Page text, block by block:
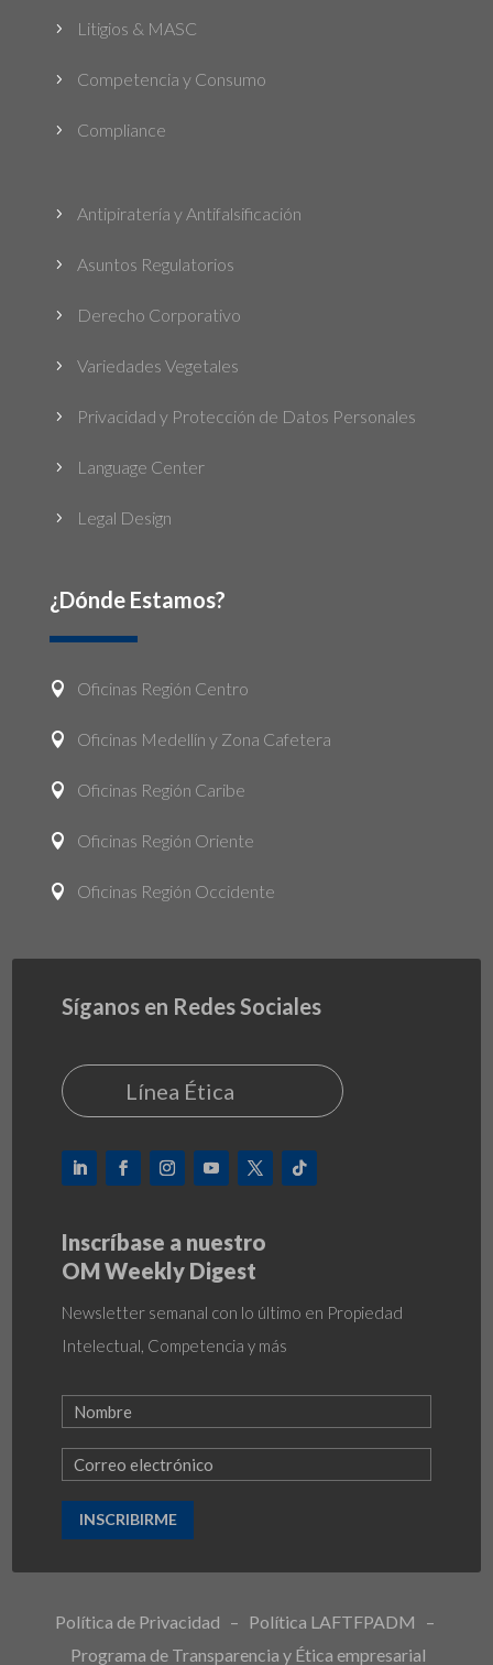
5 Litigios & MASC
5 Competencia y Consumo
5 Compliance
5 Antipiratería y Antifalsificación
5 Asuntos Regulatorios
5 Derecho Corporativo
5 Variedades Vegetales
5 Privacidad y Protección de Datos Personales
5 Language Center
5 Legal Design
¿Dónde Estamos?
 Oficinas Región Centro
 Oficinas Medellín y Zona Cafetera
 Oficinas Región Caribe
 Oficinas Región Oriente
 Oficinas Región Occidente
Síganos en Redes Sociales
Línea Ética
Inscríbase a nuestro
OM Weekly Digest
Newsletter semanal con lo último en Propiedad
Intelectual, Competencia y más
INSCRIBIRME
Política de Privacidad – Política LAFTFPADM
–
Programa de Transparencia y Ética empresarial